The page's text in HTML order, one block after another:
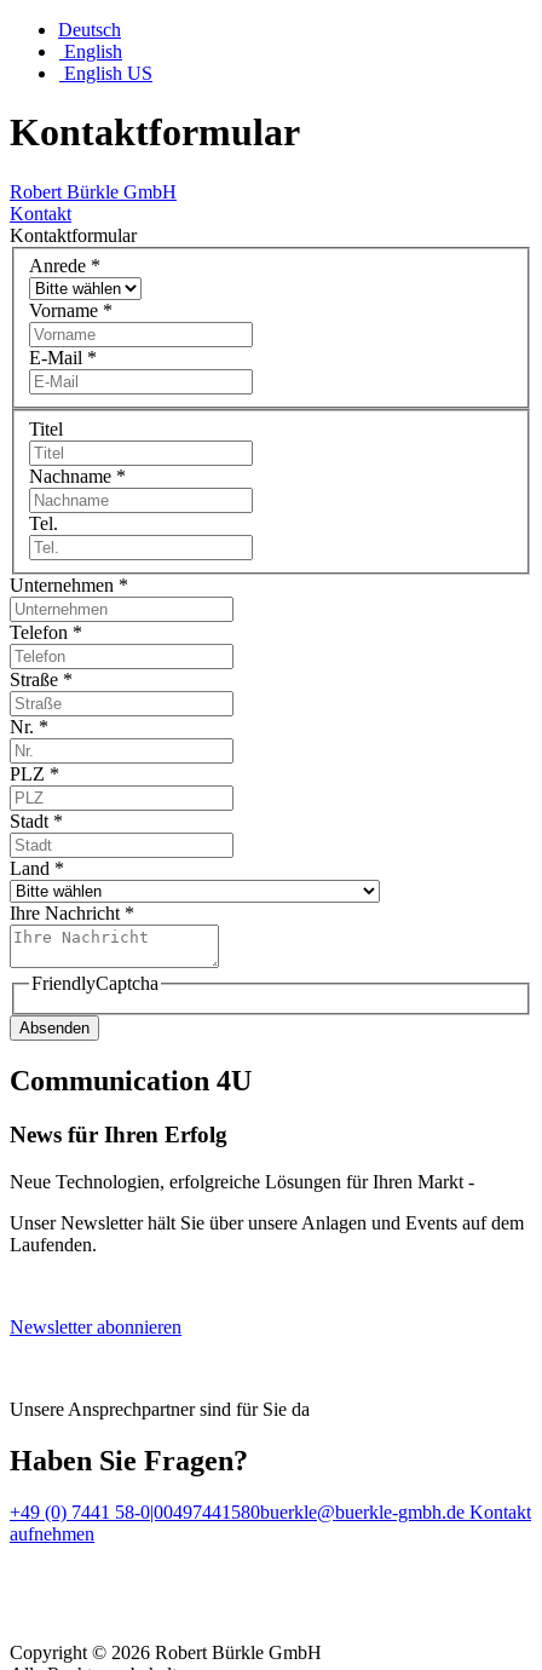
Deutsch
English
English US
Kontaktformular
Robert Bürkle GmbH
Kontakt
Kontaktformular
Anrede *
Vorname *
E-Mail *
Titel
Nachname *
Tel.
Unternehmen *
Telefon *
Straße *
Nr. *
PLZ *
Stadt *
Land *
Ihre Nachricht *
FriendlyCaptcha
Absenden
Communication 4U
News für Ihren Erfolg
Neue Technologien, erfolgreiche Lösungen für Ihren Markt -
Unser Newsletter hält Sie über unsere Anlagen und Events auf dem
Laufenden.
Newsletter abonnieren
Unsere Ansprechpartner sind für Sie da
Haben Sie Fragen?
+49 (0) 7441 58-0|00497441580buerkle@buerkle-gmbh.de Kontakt
aufnehmen
Copyright © 2026 Robert Bürkle GmbH